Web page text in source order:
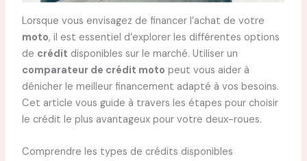
Lorsque vous envisagez de financer l’achat de votre
moto, il est essentiel d’explorer les différentes options
de crédit disponibles sur le marché. Utiliser un
comparateur de crédit moto peut vous aider à
dénicher le meilleur financement adapté à vos besoins.
Cet article vous guide à travers les étapes pour choisir
le crédit le plus avantageux pour votre deux-roues.
Comprendre les types de crédits disponibles